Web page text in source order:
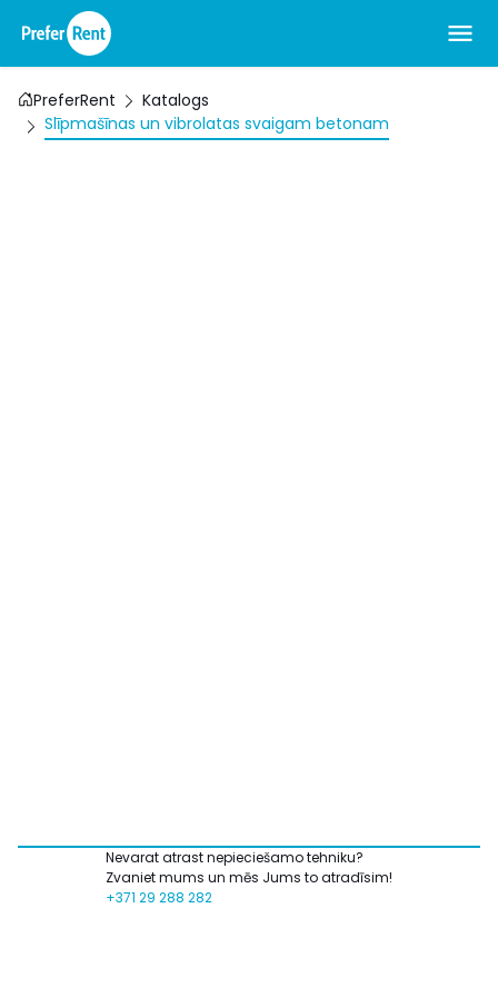
PreferRent
Katalogs
Slīpmašīnas un vibrolatas svaigam betonam
Nevarat atrast nepieciešamo tehniku?
Zvaniet mums un mēs Jums to atradīsim!
+371 29 288 282